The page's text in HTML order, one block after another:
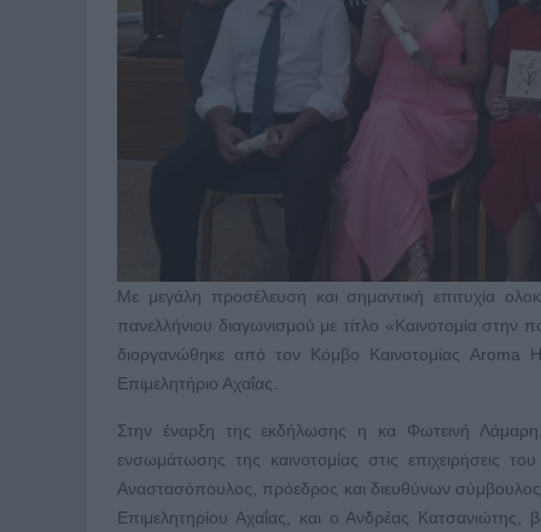
Με μεγάλη προσέλευση και σημαντική επιτυχία
πανελλήνιου διαγωνισμού με τίτλο «Καινοτομία
διοργανώθηκε από τον Κόμβο Καινοτομίας
Επιμελητήριο Αχαΐας.
Στην έναρξη της εκδήλωσης η κα Φωτεινή Λάμαρη,
ενσωμάτωσης της καινοτομίας στις επιχειρήσεις
Αναστασόπουλος, πρόεδρος και διευθύνων
Επιμελητηρίου Αχαΐας, και ο Ανδρέας